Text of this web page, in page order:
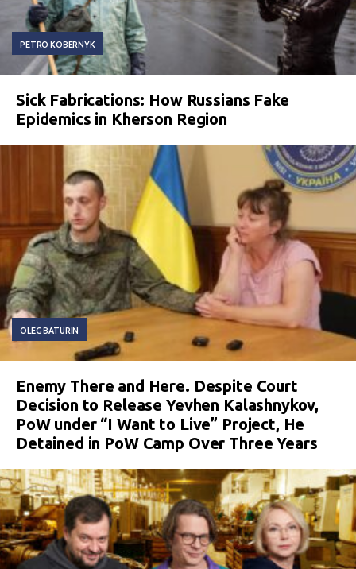
PETRO KOBERNYK
Sick Fabrications: How Russians Fake
Epidemics in Kherson Region
OLEG BATURIN
Enemy There and Here. Despite Court
Decision to Release Yevhen Kalashnykov,
PoW under “I Want to Live” Project, He
Detained in PoW Camp Over Three Years